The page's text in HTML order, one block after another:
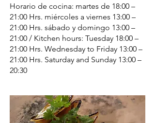
Horario de cocina: martes de 18:00 –
21:00 Hrs. miércoles a viernes 13:00 –
21:00 Hrs. sábado y domingo 13:00 –
21:00 / Kitchen hours: Tuesday 18:00 –
21:00 Hrs. Wednesday to Friday 13:00 –
21:00 Hrs. Saturday and Sunday 13:00 –